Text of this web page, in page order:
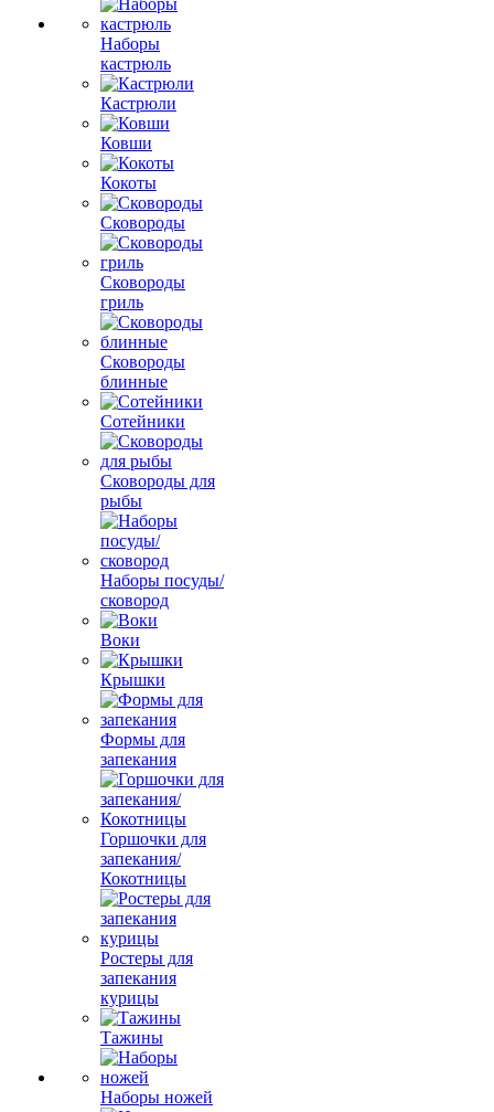
Наборы
кастрюль
Кастрюли
Ковши
Кокоты
Сковороды
Сковороды
гриль
Сковороды
блинные
Сотейники
Сковороды для
рыбы
Наборы посуды/
сковород
Воки
Крышки
Формы для
запекания
Горшочки для
запекания/
Кокотницы
Ростеры для
запекания
курицы
Тажины
Наборы ножей